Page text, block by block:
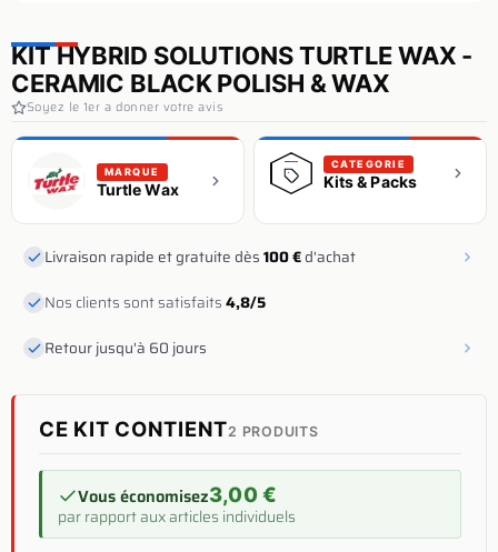
KIT HYBRID SOLUTIONS TURTLE WAX -
CERAMIC BLACK POLISH & WAX
Soyez le 1er a donner votre avis
MARQUE
Turtle Wax
CATEGORIE
Kits & Packs
Livraison rapide et gratuite dès100 €d'achat
Nos clients sont satisfaits4,8/5
Retour jusqu'à 60 jours
CE KIT CONTIENT2 PRODUITS
Vous économisez3,00 €
par rapport aux articles individuels